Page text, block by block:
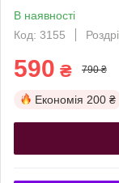
В наявності
Код: 3155
590 ₴ 790 ₴
Економія 200 ₴